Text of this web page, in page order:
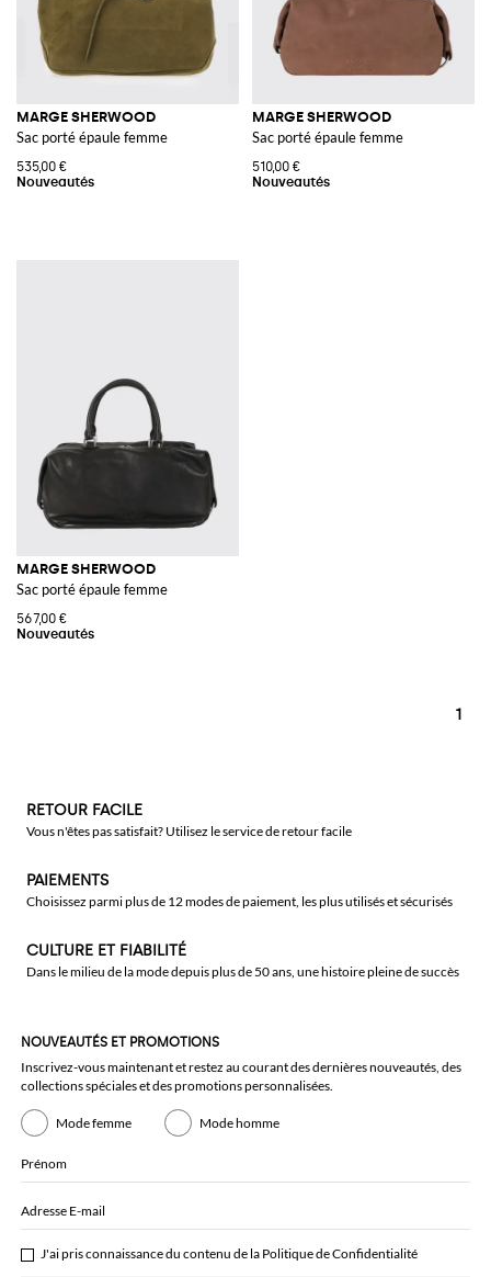
MARGE SHERWOOD
Sac porté épaule femme
535,00 €
MARGE SHERWOOD
Sac porté épaule femme
510,00 €
MARGE SHERWOOD
Sac porté épaule femme
567,00 €
1
RETOUR FACILE
Vous n'êtes pas satisfait? Utilisez le service de retour facile
PAIEMENTS
Choisissez parmi plus de 12 modes de paiement, les plus utilisés et sécurisés
CULTURE ET FIABILITÉ
Dans le milieu de la mode depuis plus de 50 ans, une histoire pleine de succès
NOUVEAUTÉS ET PROMOTIONS
Inscrivez-vous maintenant et restez au courant des dernières nouveautés, des
collections spéciales et des promotions personnalisées.
Mode femme Mode homme
Prénom
Adresse E-mail
J'ai pris connaissance du contenu de la Politique de Confidentialité